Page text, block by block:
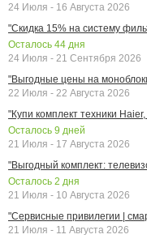
24 Июля - 16 Августа 2026
"Скидка 15% на систему
Осталось 44 дня
24 Июля - 21 Сентября 2026
"Выгодные цены на
22 Июля - 22 Августа 2026
"Купи комплект техники
Осталось 9 дней
21 Июля - 17 Августа 2026
"Выгодный комплект:
Осталось 2 дня
21 Июля - 10 Августа 2026
"Сервисные привилегии |
21 Июля - 11 Августа 2026